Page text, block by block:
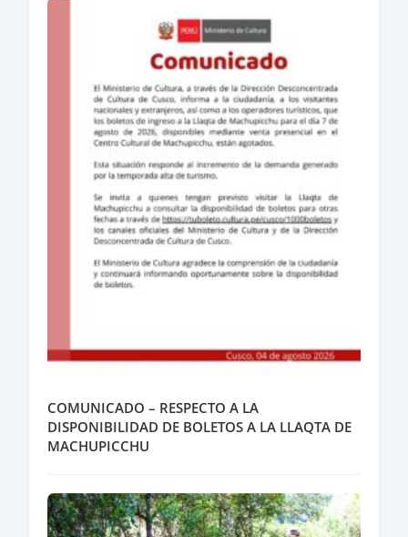
COMUNICADO – RESPECTO A LA
DISPONIBILIDAD DE BOLETOS A LA LLAQTA DE
MACHUPICCHU